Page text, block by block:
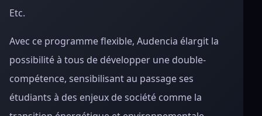
Etc.
Avec ce programme flexible, Audencia élargit la
possibilité à tous de développer une double-
compétence, sensibilisant au passage ses
étudiants à des enjeux de société comme la